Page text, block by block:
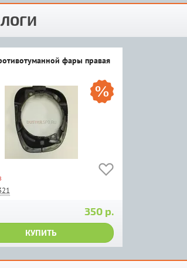
фары правая
350 р.
КУПИТЬ